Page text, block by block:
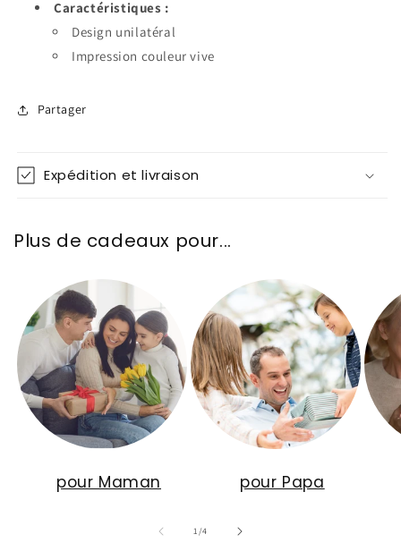
Caractéristiques :
Design unilatéral
Impression couleur vive
Partager
Expédition et livraison
Plus de cadeaux pour...
pour Maman pour Papa
1/de
4